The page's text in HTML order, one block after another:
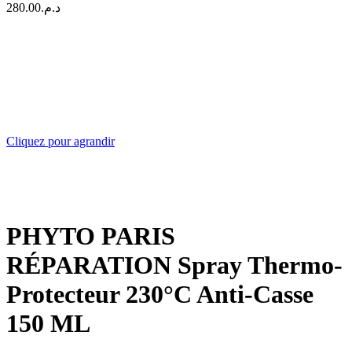
د.م.280.00
Cliquez pour agrandir
PHYTO PARIS
RÉPARATION Spray Thermo-
Protecteur 230°C Anti-Casse
150 ML